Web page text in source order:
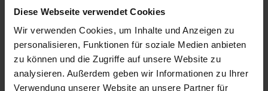
Diese Webseite verwendet Cookies
Wir verwenden Cookies, um Inhalte und Anzeigen zu
personalisieren, Funktionen für soziale Medien anbieten
zu können und die Zugriffe auf unsere Website zu
analysieren. Außerdem geben wir Informationen zu Ihrer
Verwendung unserer Website an unsere Partner für